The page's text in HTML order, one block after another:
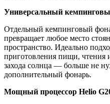
Универсальный
Отдельный кемпинговый
превращает любое место
пространство. Идеально
приготовления пищи, чтения
захода солнца — больше не
дополнительный фонарь.
Мощный процессор Helio